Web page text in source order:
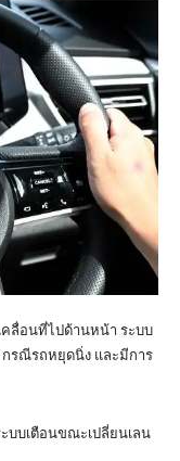
คลื่อนที่ไปด้านหน้า ระบบ
กรณีรถหยุดนิ่ง และมีการ
บบเตือนขณะเปลี่ยนเลน